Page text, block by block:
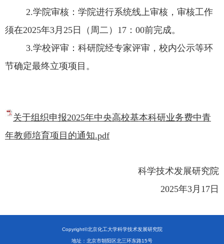
2.学院审核：学院进行系统线上审核，审核工作
须在2025年3月 25 日（周二） 17 ： 00前完成。
3.学校评审：科研院经专家评审，校内公示等环
节确定最终立项项目。
关于组织申报2025年中央高校基本科研业务费中青
年教师培育项目的通知.pdf
科学技术发展研究院
2025年3月 17 日
Copyright©北京化工大学科学技术发展研究院
地址：北京市朝阳区北三环东路15号